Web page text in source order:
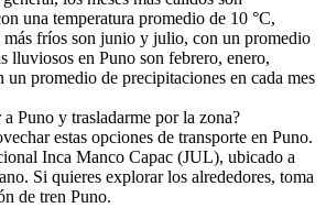
una temperatura promedio de 10 °C,
más fríos son junio y julio, con un promedio
lluviosos en Puno son febrero, enero,
promedio de precipitaciones en cada mes
Puno y trasladarme por la zona?
estas opciones de transporte en Puno.
Inca Manco Capac (JUL), ubicado a
Si quieres explorar los alrededores, toma
de tren Puno.